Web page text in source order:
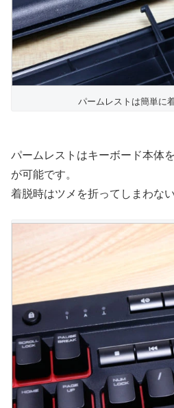
パームレストは簡単に
パームレストはキーボード本体
が可能です。
着脱時はツメを折ってしまわな